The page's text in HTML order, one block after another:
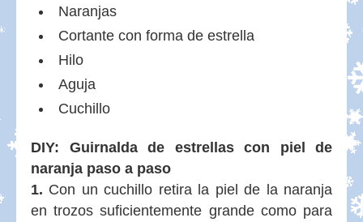
Naranjas
Cortante con forma de estrella
Hilo
Aguja
Cuchillo
DIY: Guirnalda de estrellas con piel de
naranja paso a paso
1. Con un cuchillo retira la piel de la naranja
en trozos suficientemente grande como para